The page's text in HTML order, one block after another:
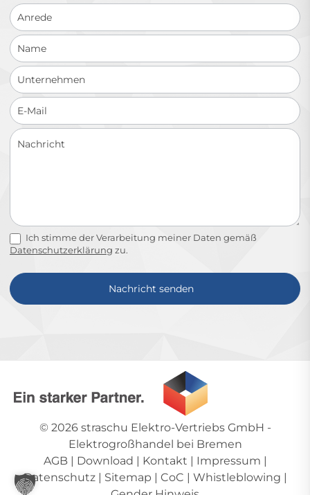
Schnellkontakt
Ich stimme der Verarbeitung meiner Daten gemäß
Datenschutzerklärung zu.
Nachricht senden
© 2026 straschu Elektro-Vertriebs GmbH -
Elektrogroßhandel bei Bremen
AGB | Download | Kontakt | Impressum |
Datenschutz| Sitemap | CoC | Whistleblowing |